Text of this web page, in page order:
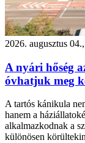
2026. augusztus
A nyári hőség
óvhatjuk meg
A tartós kánikula
hanem a
alkalmazkodnak a
különösen